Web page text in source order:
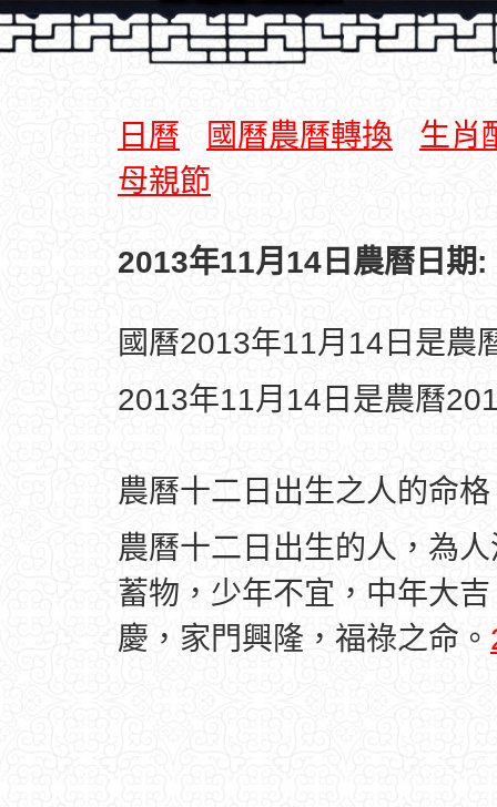
日曆 國曆農曆轉換
生肖
母親節
2013年11月14日農曆日期:
國曆2013年11月14日是農
2013年11月14日是農曆
農曆十二日出生之人的命
農曆十二日出生的人，為
蓄物，少年不宜，中年大
慶，家門興隆，福祿之命。